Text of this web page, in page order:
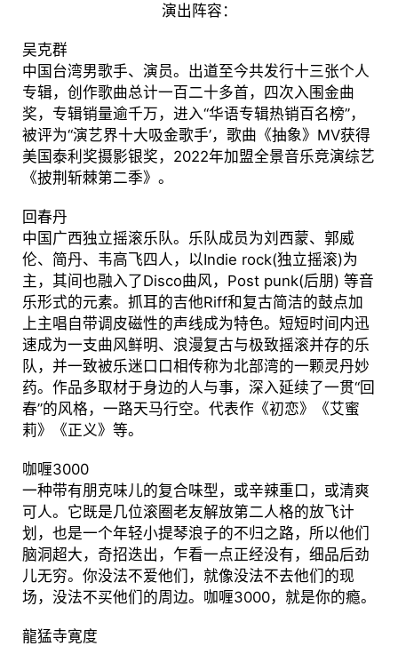
演出阵容：
吴克群
中国台湾男歌手、演员。出道至今共发行十三张个人
专辑，创作歌曲总计一百二十多首，四次入围金曲
奖，专辑销量逾千万，进入“华语专辑热销百名榜”，
被评为“演艺界十大吸金歌手’，歌曲《抽象》MV获得
美国泰利奖摄影银奖，2022年加盟全景音乐竞演综艺
《披荆斩棘第二季》。
回春丹
中国广西独立摇滚乐队。乐队成员为刘西蒙、郭威
伦、简丹、韦高飞四人，以Indie rock(独立摇滚)为
主，其间也融入了Disco曲风，Post punk(后朋) 等音
乐形式的元素。抓耳的吉他Riff和复古简洁的鼓点加
上主唱自带调皮磁性的声线成为特色。短短时间内迅
速成为一支曲风鲜明、浪漫复古与极致摇滚并存的乐
队，并一致被乐迷口口相传称为北部湾的一颗灵丹妙
药。作品多取材于身边的人与事，深入延续了一贯“回
春”的风格，一路天马行空。代表作《初恋》《艾蜜
莉》《正义》等。
咖喱3000
一种带有朋克味儿的复合味型，或辛辣重口，或清爽
可人。它既是几位滚圈老友解放第二人格的放飞计
划，也是一个年轻小提琴浪子的不归之路，所以他们
脑洞超大，奇招迭出，乍看一点正经没有，细品后劲
儿无穷。你没法不爱他们，就像没法不去他们的现
场，没法不买他们的周边。咖喱3000，就是你的瘾。
龍猛寺寛度